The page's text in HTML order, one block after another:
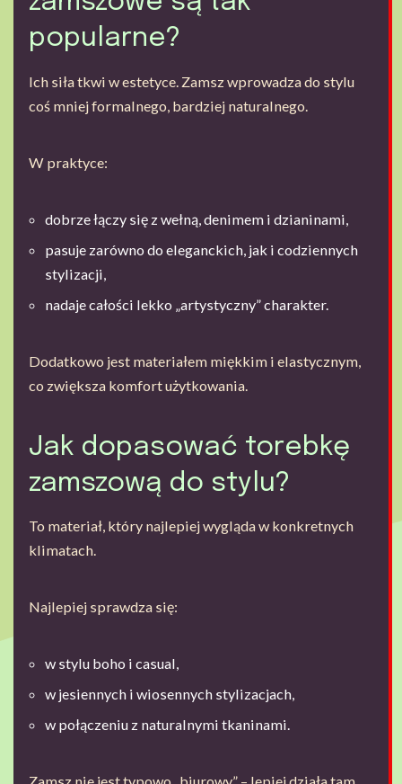
popularne?
Ich siła tkwi w estetyce. Zamsz wprowadza do stylu
coś mniej formalnego, bardziej naturalnego.
W praktyce:
dobrze łączy się z wełną, denimem i dzianinami,
pasuje zarówno do eleganckich, jak i codziennych
stylizacji,
nadaje całości lekko „artystyczny” charakter.
Dodatkowo jest materiałem miękkim i elastycznym,
co zwiększa komfort użytkowania.
Jak dopasować torebkę
zamszową do stylu?
To materiał, który najlepiej wygląda w konkretnych
klimatach.
Najlepiej sprawdza się:
w stylu boho i casual,
w jesiennych i wiosennych stylizacjach,
w połączeniu z naturalnymi tkaninami.